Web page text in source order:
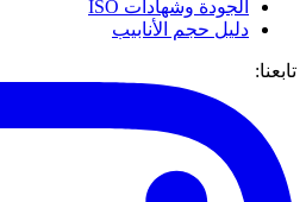
الجودة وشهادات ISO
دليل حجم الأنابيب
تابعنا: